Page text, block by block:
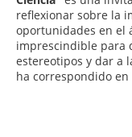
reflexionar sobre la
oportunidades en el
imprescindible para
estereotipos y dar a
ha correspondido